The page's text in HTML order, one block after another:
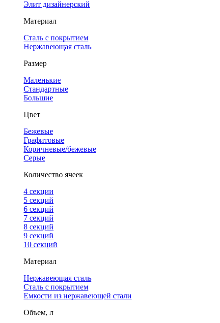
Элит дизайнерский
Материал
Сталь с покрытием
Нержавеющая сталь
Размер
Маленькие
Стандартные
Большие
Цвет
Бежевые
Графитовые
Коричневые/бежевые
Серые
Количество ячеек
4 cекции
5 секций
6 секций
7 секций
8 секций
9 секций
10 секций
Материал
Нержавеющая сталь
Сталь с покрытием
Емкости из нержавеющей стали
Объем, л